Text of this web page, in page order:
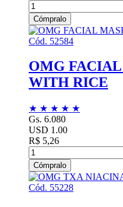
Cómpralo
Cód. 52584
OMG
WITH RICE
★ ★ ★ ★ ★
Gs. 6.080
USD 1.00
R$ 5,26
Cómpralo
Cód. 55228